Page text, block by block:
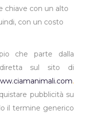
chiave con un alto
con un costo
che parte dalla
diretta sul sito di
.
pubblicità su
il termine generico